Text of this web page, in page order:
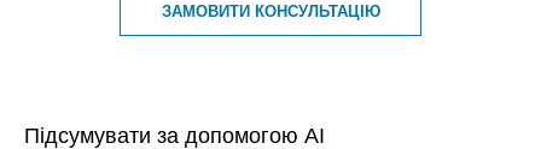
ЗАМОВИТИ КОНСУЛЬТАЦІЮ
Підсумувати за допомогою AI